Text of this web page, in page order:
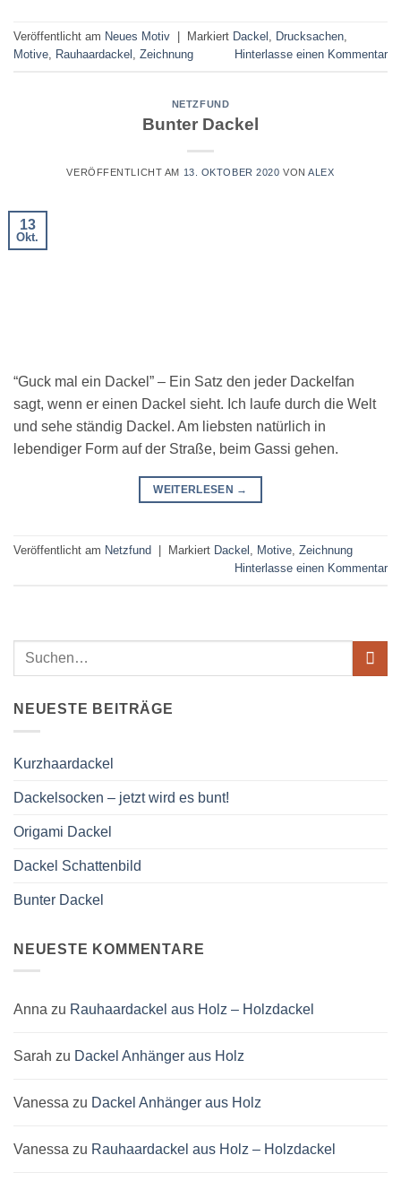
Veröffentlicht am Neues Motiv Markiert Dackel Drucksachen
Motive
Rauhaardackel Zeichnung Hinterlasse einen Kommentar
NETZFUND
Bunter Dackel
VERÖFFENTLICHT AM 13. OKTOBER 2020 VONALEX
13
Okt.
“Guck mal ein Dackel” – Ein Satz den jeder Dackelfan
sagt, wenn er einen Dackel sieht. Ich laufe durch die Welt
und sehe ständig Dackel. Am liebsten natürlich in
lebendiger Form auf der Straße, beim Gassi gehen.
WEITERLESEN →
Veröffentlicht am Netzfund Markiert Dackel , Motive, Zeichnung
Hinterlasse einen Kommentar
NEUESTE BEITRÄGE
Kurzhaardackel
Dackelsocken – jetzt wird es bunt!
Origami Dackel
Dackel Schattenbild
Bunter Dackel
NEUESTE KOMMENTARE
Anna zu Rauhaardackel aus Holz – Holzdackel
Sarah zu Dackel Anhänger aus Holz
Vanessa zu Dackel Anhänger aus Holz
Vanessa zu Rauhaardackel aus Holz – Holzdackel